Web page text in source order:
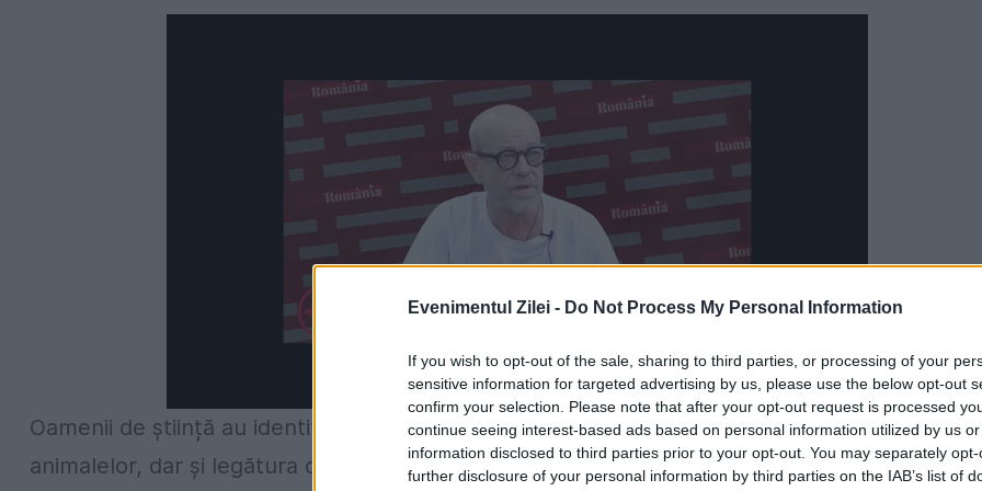
Evenimentul Zilei - Do Not Process My Personal Information
If you wish to opt-out of the sale, sharing to third parties, or processing of your
sensitive information for targeted advertising by us, please use the below opt-out
confirm your selection. Please note that after your opt-out request is processed
continue seeing interest-based ads based on personal information utilized by us
information disclosed to third parties prior to your opt-out. You may separately
further disclosure of your personal information by third parties on the IAB’s list of
Oamenii de știință au identificat câteva trăsături comune care fac diferența între sunetele
animalelor, dar și legătura cu limbajul uman.